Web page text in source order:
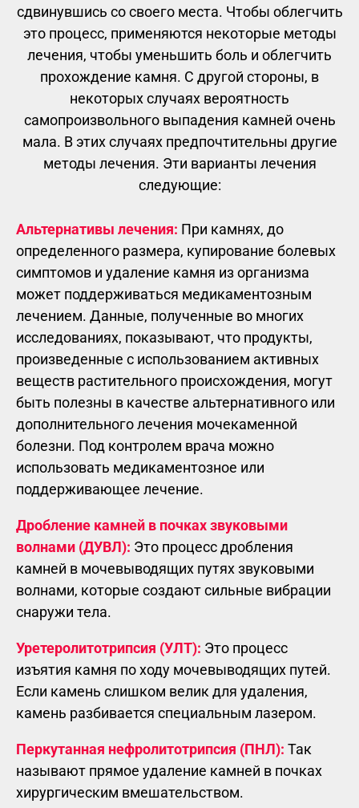
сдвинувшись со своего места. Чтобы облегчить
это процесс, применяются некоторые методы
лечения, чтобы уменьшить боль и облегчить
прохождение камня. С другой стороны, в
некоторых случаях вероятность
самопроизвольного выпадения камней очень
мала. В этих случаях предпочтительны другие
методы лечения. Эти варианты лечения
следующие:
Альтернативы лечения: При камнях, до
определенного размера, купирование болевых
симптомов и удаление камня из организма
может поддерживаться медикаментозным
лечением. Данные, полученные во многих
исследованиях, показывают, что продукты,
произведенные с использованием активных
веществ растительного происхождения, могут
быть полезны в качестве альтернативного или
дополнительного лечения мочекаменной
болезни. Под контролем врача можно
использовать медикаментозное или
поддерживающее лечение.
Дробление камней в почках звуковыми
волнами (ДУВЛ): Это процесс дробления
камней в мочевыводящих путях звуковыми
волнами, которые создают сильные вибрации
снаружи тела.
Уретеролитотрипсия (УЛТ): Это процесс
изъятия камня по ходу мочевыводящих путей.
Если камень слишком велик для удаления,
камень разбивается специальным лазером.
Перкутанная нефролитотрипсия (ПНЛ): Так
называют прямое удаление камней в почках
хирургическим вмешательством.